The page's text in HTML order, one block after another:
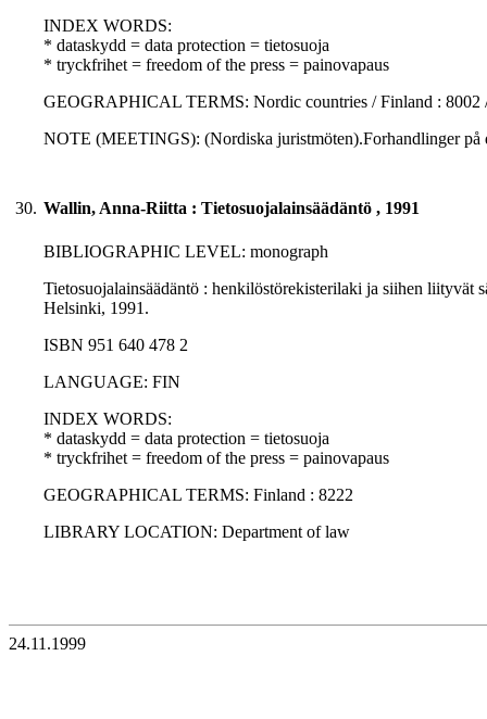
INDEX WORDS:
* dataskydd = data protection = tietosuoja
* tryckfrihet = freedom of the press = painovapaus
GEOGRAPHICAL TERMS: Nordic countries / Finland : 8002
NOTE (MEETINGS): (Nordiska juristmöten).Forhandlinger på
30. Wallin, Anna-Riitta : Tietosuojalainsäädäntö , 1991
BIBLIOGRAPHIC LEVEL: monograph
Tietosuojalainsäädäntö : henkilöstörekisterilaki ja siihen
Helsinki, 1991.
ISBN 951 640 478 2
LANGUAGE: FIN
INDEX WORDS:
* dataskydd = data protection = tietosuoja
* tryckfrihet = freedom of the press = painovapaus
GEOGRAPHICAL TERMS: Finland : 8222
LIBRARY LOCATION: Department of law
24.11.1999